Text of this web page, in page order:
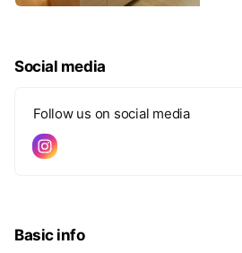
Social media
Follow us on social media
Basic info